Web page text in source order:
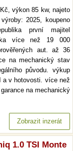
Kč, výkon 85 kw, najeto
2025, koupeno
první majitel
více než 19 000
aut. až 36
na mechanický stav
původu. výkup
a v hotovosti. více než
na mechanický
Zobrazit inzerát
1.0 TSI Monte